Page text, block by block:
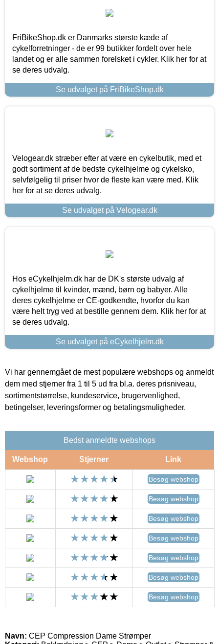
FriBikeShop.dk er Danmarks største kæde af
cykelforretninger - de er 99 butikker fordelt over hele
landet og er alle sammen forelsket i cykler. Klik her for at
se deres udvalg.
Se udvalget på FriBikeShop.dk
Velogear.dk stræber efter at være en cykelbutik, med et
godt sortiment af de bedste cykelhjelme og cykelsko,
selvfølgelig til priser hvor de fleste kan være med. Klik
her for at se deres udvalg.
Se udvalget på Velogear.dk
Hos eCykelhjelm.dk har de DK's største udvalg af
cykelhjelme til kvinder, mænd, børn og babyer. Alle
deres cykelhjelme er CE-godkendte, hvorfor du kan
være helt tryg ved at bestille gennem dem. Klik her for at
se deres udvalg.
Se udvalget på eCykelhjelm.dk
Vi har gennemgået de mest populære webshops og anmeldt
dem med stjerner fra 1 til 5 ud fra bl.a. deres prisniveau,
sortimentstørrelse, kundeservice, brugervenlighed,
betingelser, leveringsformer og betalingsmuligheder.
Bedst anmeldte webshops
Webshop Stjerner Link
Besøg webshop
Besøg webshop
Besøg webshop
Besøg webshop
Besøg webshop
Besøg webshop
Besøg webshop
Navn: CEP Compression Dame Strømper